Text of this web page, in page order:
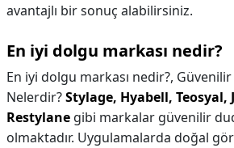
avantajlı bir sonuç alabilirsiniz.
En iyi dolgu markası nedir?
En iyi dolgu markası nedir?,
Nelerdir?Stylage, Hyabell, Teosyal,
Restylane gibi markalar güvenilir
olmaktadır. Uygulamalarda doğal